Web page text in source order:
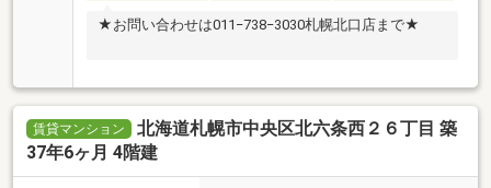
★お問い合わせは011−738−3030札幌北口店まで★
賃貸マンション
北海道札幌市中央区北六条西２６丁目 築
37年6ヶ月 4階建